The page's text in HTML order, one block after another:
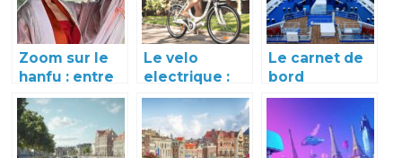
Zoom sur le
hanfu : entre
tradition et
mode
Le velo
electrique :
un choix
incontournable
pour la
mobilite
Le carnet de
bord
minimaliste :
un voyage
sans bagages
superflus